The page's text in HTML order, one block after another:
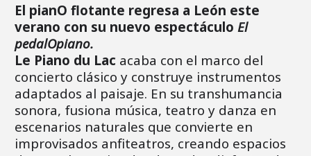
El pianO flotante regresa a León este
verano con su nuevo espectáculo El
pedalOpiano.
Le Piano du Lac acaba con el marco del
concierto clásico y construye instrumentos
adaptados al paisaje. En su transhumancia
sonora, fusiona música, teatro y danza en
escenarios naturales que convierte en
improvisados anfiteatros, creando espacios